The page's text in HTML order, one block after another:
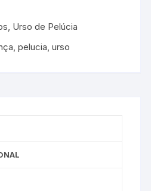
, Urso de Pelúcia
,pelucia,urso